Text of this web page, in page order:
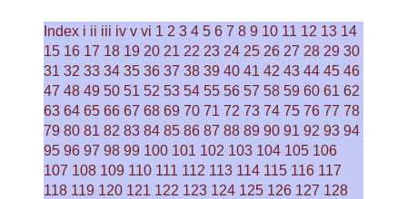
Index i ii iii iv v vi 1 2 3 4 5 6 7 8 9 10 11 12 13 14
15 16 17 18 19 20 21 22 23 24 25 26 27 28 29 30
31 32 33 34 35 36 37 38 39 40 41 42 43 44 45 46
47 48 49 50 51 52 53 54 55 56 57 58 59 60 61 62
63 64 65 66 67 68 69 70 71 72 73 74 75 76 77 78
79 80 81 82 83 84 85 86 87 88 89 90 91 92 93 94
95 96 97 98 99 100 101 102 103 104 105 106
107 108 109 110 111 112 113 114 115 116 117
118 119 120 121 122 123 124 125 126 127 128